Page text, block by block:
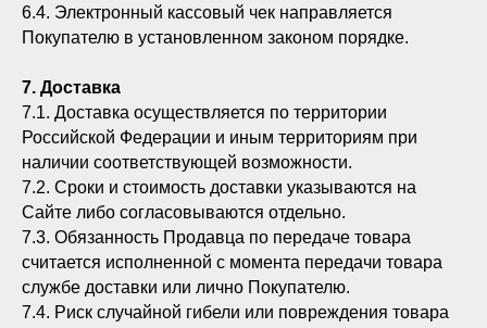
6.4. Электронный кассовый чек направляется
Покупателю в установленном законом порядке.
7. Доставка
7.1. Доставка осуществляется по территории
Российской Федерации и иным территориям при
наличии соответствующей возможности.
7.2. Сроки и стоимость доставки указываются на
Сайте либо согласовываются отдельно.
7.3. Обязанность Продавца по передаче товара
считается исполненной с момента передачи товара
службе доставки или лично Покупателю.
7.4. Риск случайной гибели или повреждения товара